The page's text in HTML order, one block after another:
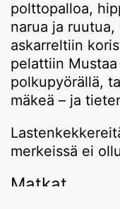
polttopalloa,
narua ja
askarreltiin
pelattiin
polkupyörällä,
mäkeä – ja
merkeissä ei
Matkat